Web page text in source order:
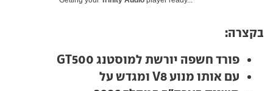
בקצרה:
פורד חשפה יורשת למוסטנג GT500
עם אותו מנוע V8 ומגדש על